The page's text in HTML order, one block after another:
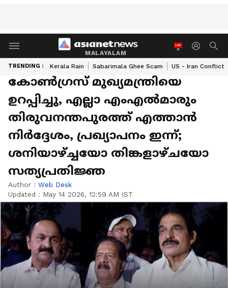
MALAYALAM
TRENDING : Kerala Rain Sabarimala Ghee Scam US - Iran Conflict
കോൺഗ്രസ് മുഖ്യമന്ത്രിയെ
ഉറപ്പിച്ചു, എല്ലാ എംഎൽമാരും
തിരുവനന്തപുരത്ത് എത്താൻ
നിർദ്ദേശം, പ്രഖ്യാപനം ഇന്ന്;
ശനിയാഴ്ച്ചയോ തിങ്കളാഴ്ചയോ
സത്യപ്രതിജ്ഞ
Author : Web Desk
Updated : May 14 2026, 12:59 AM IST